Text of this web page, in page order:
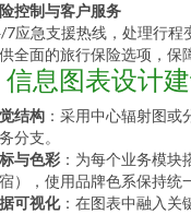
控制与客户服务
7应急支援热线，处理行程
全面的旅行保险选项，保
信息图表设计
结构 ：采用中心辐射图
分支。
与色彩 ：为每个业务模
），使用品牌色系保持统
可视化：在图表中融入关